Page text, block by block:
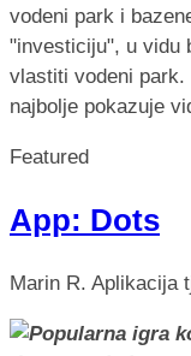
vodeni park i
"investiciju", u vidu
vlastiti vodeni
najbolje pokazuje
Featured
App: Dots
Marin R. Aplikacija